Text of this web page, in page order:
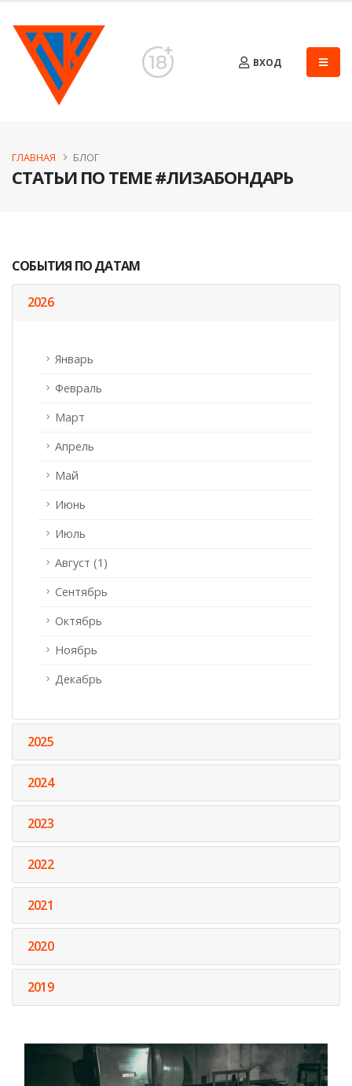
ВХОД
СТАТЬИ ПО ТЕМЕ #ЛИЗАБОНДАРЬ
ГЛАВНАЯ БЛОГ
СОБЫТИЯ ПО ДАТАМ
2026
Январь
Февраль
Март
Апрель
Май
Июнь
Июль
Август (1)
Сентябрь
Октябрь
Ноябрь
Декабрь
2025
2024
2023
2022
2021
2020
2019